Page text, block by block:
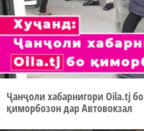
Ҷанҷоли хабарнигори Oila.tj бо
қиморбозон дар Автовокзал